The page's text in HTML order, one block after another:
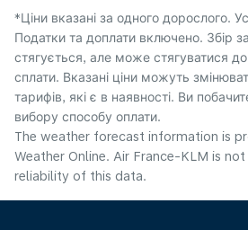
*Ціни вказані за одного дорослого.
Податки та доплати включено. Збір
стягується, але може стягуватися
сплати. Вказані ціни можуть
тарифів, які є в наявності. Ви
вибору способу оплати.
The weather forecast information is
Weather Online. Air France-KLM is
reliability of this data.